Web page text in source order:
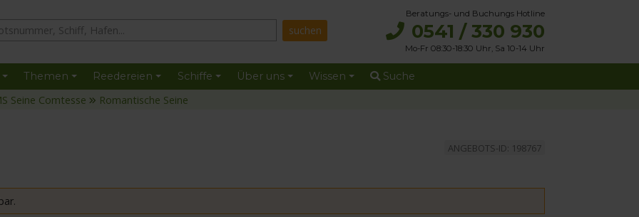
Beratungs- und Buchungs Hotline
0541 / 330 930
Mo-Fr 08:30-18:30 Uhr, Sa 10-14 Uhr
Themen Reedereien Schiffe Über uns Wissen Suche
Seine Comtesse Romantische Seine
ANGEBOTS-ID: 198767